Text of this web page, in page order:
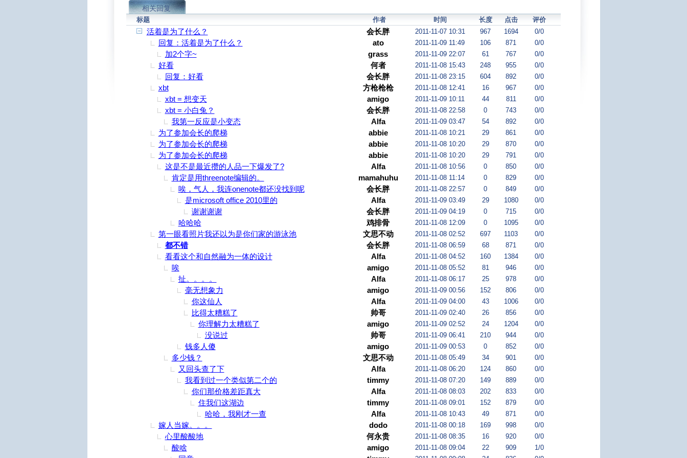
相关回复
标题 作者 时间 长度 点击 评价
活着是为了什么？ 会长胖 2011-11-07 10:31 967 1694 0/0
回复：活着是为了什么？ ato 2011-11-09 11:49 106 871 0/0
加2个字~ grass 2011-11-09 22:07 61 767 0/0
好看 何者 2011-11-08 15:43 248 955 0/0
回复：好看 会长胖 2011-11-08 23:15 604 892 0/0
xbt 方枪枪枪 2011-11-08 12:41 16 967 0/0
xbt = 想变天 amigo 2011-11-09 10:11 44 811 0/0
xbt = 小白兔？ 会长胖 2011-11-08 22:58 0 743 0/0
我第一反应是小变态 Alfa 2011-11-09 03:47 54 892 0/0
为了参加会长的爬梯 abbie 2011-11-08 10:21 29 861 0/0
为了参加会长的爬梯 abbie 2011-11-08 10:20 29 870 0/0
为了参加会长的爬梯 abbie 2011-11-08 10:20 29 791 0/0
这是不是最近攒的人品一下爆发了? Alfa 2011-11-08 10:56 0 850 0/0
肯定是用threenote编辑的。 mamahuhu 2011-11-08 11:14 0 829 0/0
唉，气人，我连onenote都还没找到呢 会长胖 2011-11-08 22:57 0 849 0/0
是microsoft office 2010里的 Alfa 2011-11-09 03:49 29 1080 0/0
谢谢谢谢 会长胖 2011-11-09 04:19 0 715 0/0
哈哈哈 鸡排骨 2011-11-08 12:09 0 1095 0/0
第一眼看照片我还以为是你们家的游泳池 文思不动 2011-11-08 02:52 697 1103 0/0
都不错 会长胖 2011-11-08 06:59 68 871 0/0
看看这个和自然融为一体的设计 Alfa 2011-11-08 04:52 160 1384 0/0
唉 amigo 2011-11-08 05:52 81 946 0/0
扯。。。。 Alfa 2011-11-08 06:17 25 978 0/0
毫无想象力 amigo 2011-11-09 00:56 152 806 0/0
你这仙人 Alfa 2011-11-09 04:00 43 1006 0/0
比得太糟糕了 帅哥 2011-11-09 02:40 26 856 0/0
你理解力太糟糕了 amigo 2011-11-09 02:52 24 1204 0/0
没说过 帅哥 2011-11-09 06:41 210 944 0/0
钱多人傻 amigo 2011-11-09 00:53 0 852 0/0
多少钱？ 文思不动 2011-11-08 05:49 34 901 0/0
又回头查了下 Alfa 2011-11-08 06:20 124 860 0/0
我看到过一个类似第二个的 timmy 2011-11-08 07:20 149 889 0/0
你们那价格差距真大 Alfa 2011-11-08 08:03 202 833 0/0
住我们这湖边 timmy 2011-11-08 09:01 152 879 0/0
哈哈，我刚才一查 Alfa 2011-11-08 10:43 49 871 0/0
嫁人当嫁。。。 dodo 2011-11-08 00:18 169 998 0/0
心里酸酸地 何永贵 2011-11-08 08:35 16 920 0/0
酸啥 amigo 2011-11-08 09:04 22 909 1/0